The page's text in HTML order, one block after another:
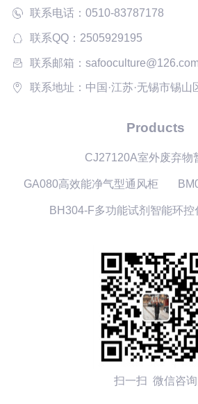
联系电话：0510-83787178
联系QQ：2505929195
联系邮箱：
联系地址：中国·江苏·无锡市锡
Products
CJ27120A室外废弃物
GA080高效能净气型通风柜
BH304-F多功能试剂智能环
扫一扫 微信咨询